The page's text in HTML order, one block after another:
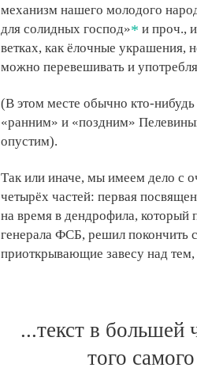
механизм нашего молодого
для солидных господ» и проч.,
ветках, как ёлочные
можно перевешивать и
(В этом месте обычно кто-
«ранним» и «поздним»
опустим).
Так или иначе, мы имеем дело с
четырёх частей: первая
на время в дендрофила, который
генерала ФСБ, решил покончить
приоткрывающие завесу над
...текст в большей
того